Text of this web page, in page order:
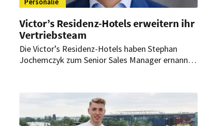
Victor’s Residenz-Hotels erweitern ihr
Vertriebsteam
Die Victor’s Residenz-Hotels haben Stephan
Jochemczyk zum Senior Sales Manager ernannt.